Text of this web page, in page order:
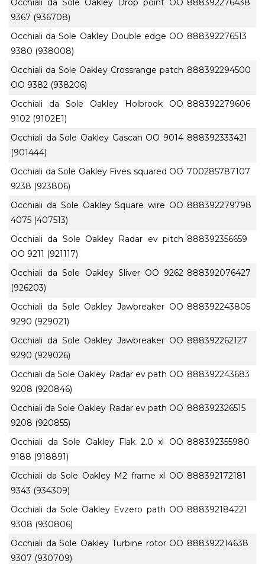
Occhiali da Sole Oakley Drop point OO
9367 (936708)
888392276438
Occhiali da Sole Oakley Double edge OO
9380 (938008)
888392276513
Occhiali da Sole Oakley Crossrange patch
OO 9382 (938206)
888392294500
Occhiali da Sole Oakley Holbrook OO
9102 (9102E1)
888392279606
Occhiali da Sole Oakley Gascan OO 9014
(901444)
888392333421
Occhiali da Sole Oakley Fives squared OO
9238 (923806)
700285787107
Occhiali da Sole Oakley Square wire OO
4075 (407513)
888392279798
Occhiali da Sole Oakley Radar ev pitch
OO 9211 (921117)
888392356659
Occhiali da Sole Oakley Sliver OO 9262
(926203)
888392076427
Occhiali da Sole Oakley Jawbreaker OO
9290 (929021)
888392243805
Occhiali da Sole Oakley Jawbreaker OO
9290 (929026)
888392262127
Occhiali da Sole Oakley Radar ev path OO
9208 (920846)
888392243683
Occhiali da Sole Oakley Radar ev path OO
9208 (920855)
888392326515
Occhiali da Sole Oakley Flak 2.0 xl OO
9188 (918891)
888392355980
Occhiali da Sole Oakley M2 frame xl OO
9343 (934309)
888392172181
Occhiali da Sole Oakley Evzero path OO
9308 (930806)
888392184221
Occhiali da Sole Oakley Turbine rotor OO
9307 (930709)
888392214638